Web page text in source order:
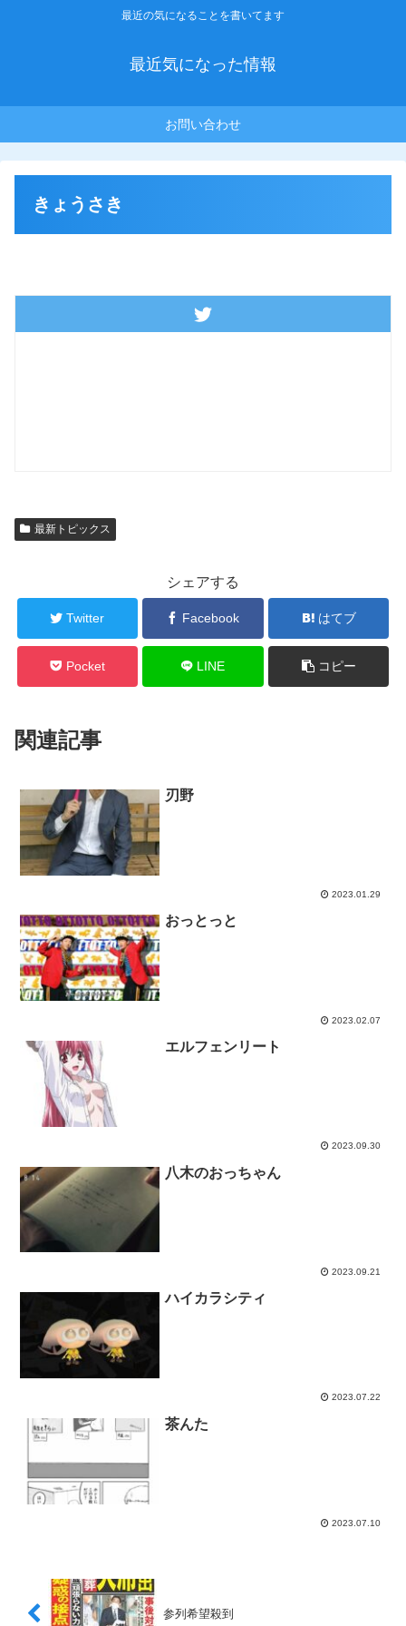
最近の気になることを書いてます
最近気になった情報
お問い合わせ
きょうさき
最新トピックス
シェアする
Twitter Facebook はてブ
Pocket LINE コピー
関連記事
刃野
2023.01.29
おっとっと
2023.02.07
エルフェンリート
2023.09.30
八木のおっちゃん
2023.09.21
ハイカラシティ
2023.07.22
茶んた
2023.07.10
参列希望殺到